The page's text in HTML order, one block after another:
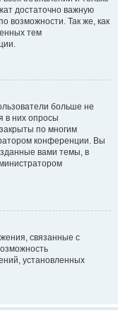
достаточно важную
возможности. Так же, как
тем
больше не
в них опросы
по многим
конференции. Вы
вами темы, в
связанные с
установленных